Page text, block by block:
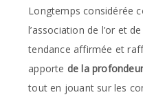
Longtemps considérée
l’association de l’or et
tendance affirmée et
apporte de la
tout en jouant sur les